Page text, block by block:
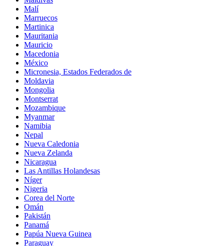
Malí
Marruecos
Martinica
Mauritania
Mauricio
Macedonia
México
Micronesia, Estados Federados de
Moldavia
Mongolia
Montserrat
Mozambique
Myanmar
Namibia
Nepal
Nueva Caledonia
Nueva Zelanda
Nicaragua
Las Antillas Holandesas
Níger
Nigeria
Corea del Norte
Omán
Pakistán
Panamá
Papúa Nueva Guinea
Paraguay